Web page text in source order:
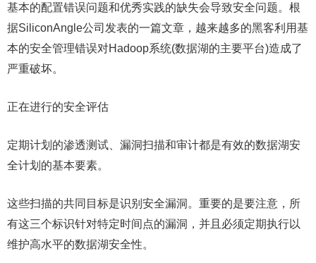
基本的配置错误问题和优秀实践的缺失会导致安全问题。根
据SiliconAngle公司发表的一篇文章，越来越多的黑客利用基
本的安全管理错误对Hadoop系统(数据湖的主要平台)造成了
严重破坏。
正在进行的安全评估
定期计划的渗透测试、漏洞扫描和审计都是有效的数据湖安
全计划的基本要素。
这些扫描的共同目标是识别安全漏洞。重要的是要注意，所
有这三个标识针对特定时间点的漏洞，并且必须定期执行以
维护高水平的数据湖安全性。